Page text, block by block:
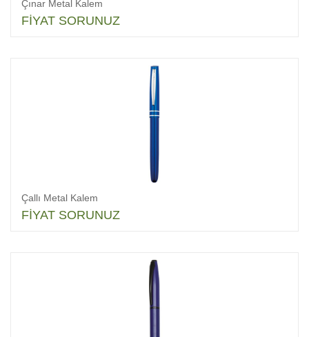
Çınar Metal Kalem
FİYAT SORUNUZ
Çallı Metal Kalem
FİYAT SORUNUZ